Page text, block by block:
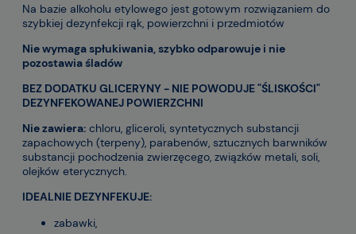
Na bazie alkoholu etylowego jest gotowym rozwiązaniem do
szybkiej dezynfekcji rąk, powierzchni i przedmiotów
Nie wymaga spłukiwania, szybko odparowuje i nie
pozostawia śladów
BEZ DODATKU GLICERYNY - NIE POWODUJE "ŚLISKOŚCI"
DEZYNFEKOWANEJ POWIERZCHNI
Nie zawiera: chloru, gliceroli, syntetycznych substancji
zapachowych (terpeny), parabenów, sztucznych barwników
substancji pochodzenia zwierzęcego, związków metali, soli,
olejków eterycznych.
IDEALNIE DEZYNFEKUJE:
zabawki,